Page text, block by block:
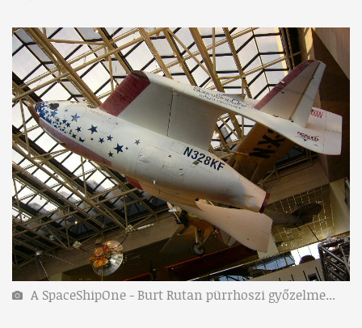
A SpaceShipOne - Burt Rutan pürrhoszi győzelme...